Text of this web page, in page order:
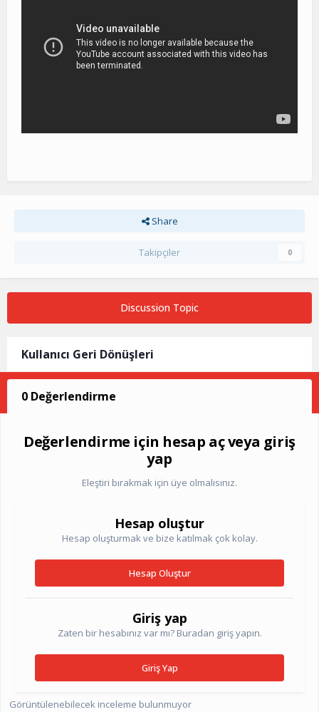
Share
Takipçiler 0
Discussion Topic
Kullanıcı Geri Dönüşleri
0 Değerlendirme
Değerlendirme için hesap aç veya giriş
yap
Eleştiri bırakmak için üye olmalısınız.
Hesap oluştur
Hesap oluşturmak ve bize katılmak çok kolay.
Hesap Oluştur
Giriş yap
Zaten bir hesabınız var mı? Buradan giriş yapın.
Giriş Yap
Görüntülenebilecek inceleme bulunmuyor